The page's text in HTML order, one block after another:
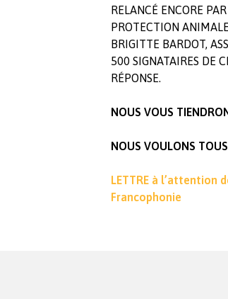
RELANCÉ ENCORE
PROTECTION
BRIGITTE BARDOT,
500 SIGNATAIRES DE
RÉPONSE.
NOUS VOUS
NOUS VOULONS
LETTRE à l’attention
Francophonie